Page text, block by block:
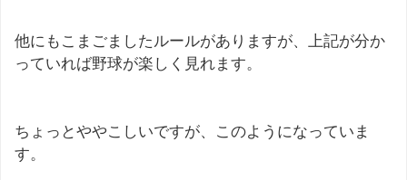
他にもこまごましたルールがありますが、上記が分か
っていれば野球が楽しく見れます。
ちょっとややこしいですが、このようになっていま
す。